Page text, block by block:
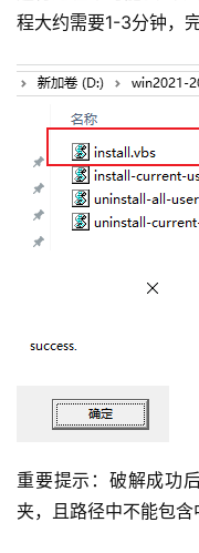
程大约需要1-3分钟，
重要提示：破解成功
夹，且路径中不能包含